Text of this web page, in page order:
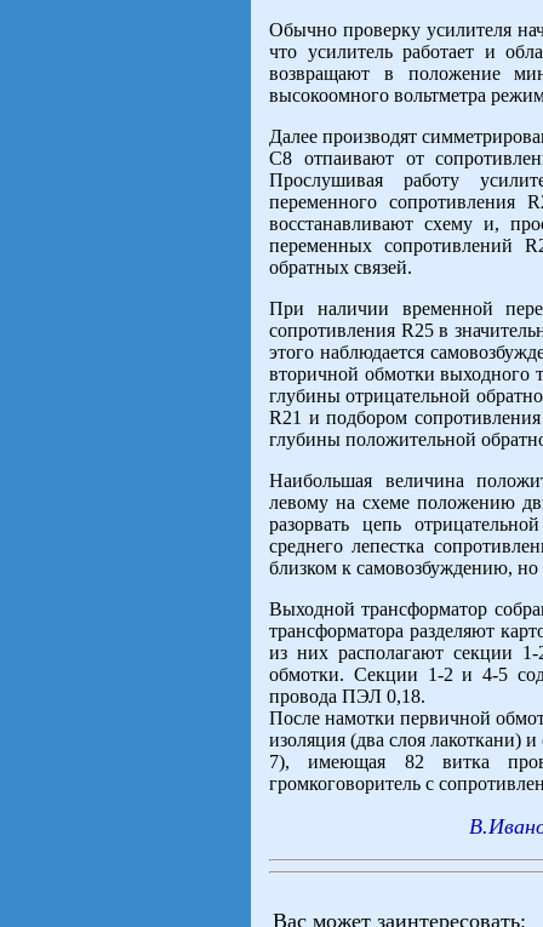
Обычно проверку усилителя
что усилитель работает и
возвращают в положение
высокоомного вольтметра
Далее производят
С8 отпаивают от
Прослушивая работу
переменного сопротивления
восстанавливают схему и,
переменных сопротивлений
обратных связей.
При наличии временной
сопротивления R25 в
этого наблюдается
вторичной обмотки выходного
глубины отрицательной
R21 и подбором
глубины положительной
Наибольшая величина
левому на схеме положению
разорвать цепь
среднего лепестка
близком к самовозбуждению, но
Выходной трансформатор
трансформатора разделяют
из них располагают секции
обмотки. Секции 1-2 и 4-5
провода ПЭЛ 0,18.
После намотки первичной
изоляция (два слоя лакоткани)
7), имеющая 82 витка
громкоговоритель с
Вас может заинтересовать: